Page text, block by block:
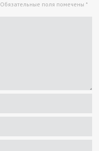
Обязательные поля помечены *